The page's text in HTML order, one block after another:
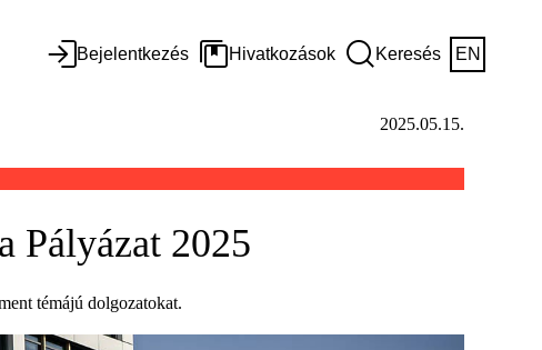
Bejelentkezés Hivatkozások Keresés EN
2025.05.15.
Pályázat 2025
témájú dolgozatokat.